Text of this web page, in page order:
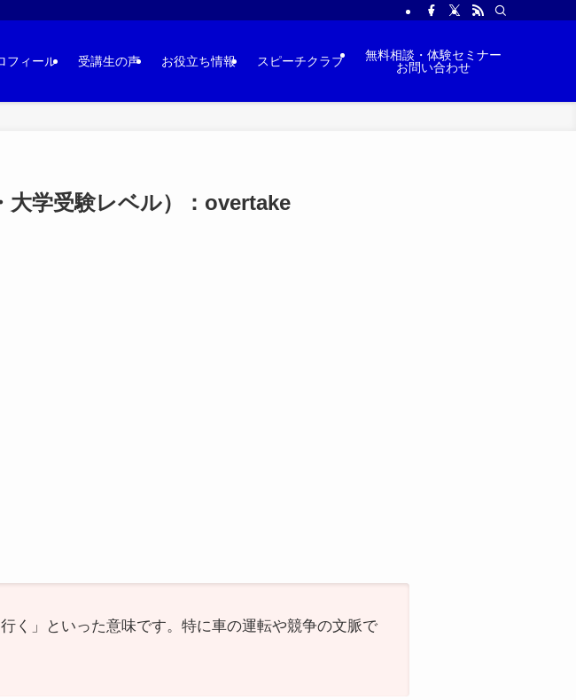
フィール 受講生の声 お役立ち情報 スピーチクラブ
無料相談・体験セミナー
お問い合わせ
大学受験レベル）：overtake
く」といった意味です。特に車の運転や競争の文脈で